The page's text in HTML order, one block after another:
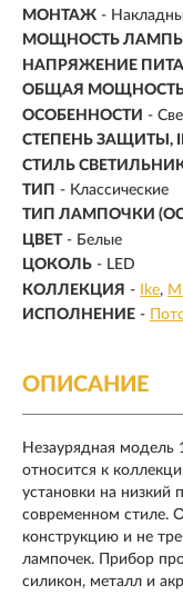
МОНТАЖ -
МОЩНОСТЬ
НАПРЯЖЕНИЕ
ОБЩАЯ МОЩНОСТЬ
ОСОБЕННОСТИ -
СТЕПЕНЬ ЗАЩИТЫ,
СТИЛЬ
ТИП - Классические
ТИП ЛАМПОЧКИ
ЦВЕТ - Белые
ЦОКОЛЬ - LED
КОЛЛЕКЦИЯ - Ike
ИСПОЛНЕНИЕ -
ОПИСАНИЕ
Незаурядная модель
относится к
установки на низкий
современном стиле.
конструкцию и не
лампочек. Прибор
силикон, металл и